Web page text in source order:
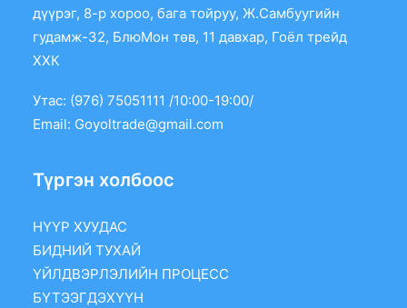
дүүрэг, 8-р хороо, бага тойруу, Ж.Самбуугийн
гудамж-32, БлюМон төв, 11 давхар, Гоёл трейд
ХХК
Утас: (976) 75051111 /10:00-19:00/
Email: Goyoltrade@gmail.com
Түргэн холбоос
НҮҮР ХУУДАС
БИДНИЙ ТУХАЙ
ҮЙЛДВЭРЛЭЛИЙН ПРОЦЕСС
БҮТЭЭГДЭХҮҮН